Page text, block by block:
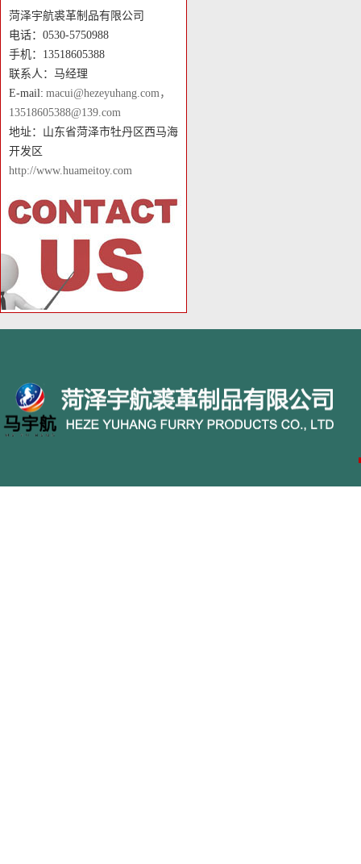
菏泽宇航裘革制品有限公司
电话：0530-5750988
手机：13518605388
联系人：马经理
E-mail: macui@hezeyuhang.com，
13518605388@139.com
地址：山东省菏泽市牡丹区西马海
开发区
http://www.huameitoy.com